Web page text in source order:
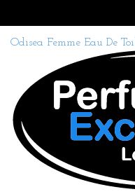
Odisea Femme Eau De